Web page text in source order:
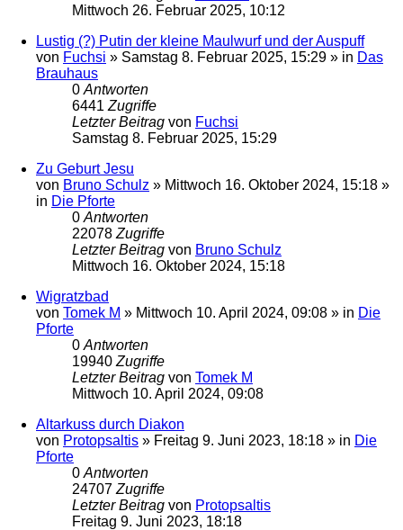
Mittwoch 26. Februar 2025, 10:12
Lustig (?) Putin der kleine Maulwurf und der Auspuff
von Fuchsi » Samstag 8. Februar 2025, 15:29 » in Das
Brauhaus
0 Antworten
6441 Zugriffe
Letzter Beitrag von Fuchsi
Samstag 8. Februar 2025, 15:29
Zu Geburt Jesu
von Bruno Schulz » Mittwoch 16. Oktober 2024, 15:18 »
in Die Pforte
0 Antworten
22078 Zugriffe
Letzter Beitrag von Bruno Schulz
Mittwoch 16. Oktober 2024, 15:18
Wigratzbad
von Tomek M » Mittwoch 10. April 2024, 09:08 » in Die
Pforte
0 Antworten
19940 Zugriffe
Letzter Beitrag von Tomek M
Mittwoch 10. April 2024, 09:08
Altarkuss durch Diakon
von Protopsaltis » Freitag 9. Juni 2023, 18:18 » in Die
Pforte
0 Antworten
24707 Zugriffe
Letzter Beitrag von Protopsaltis
Freitag 9. Juni 2023, 18:18